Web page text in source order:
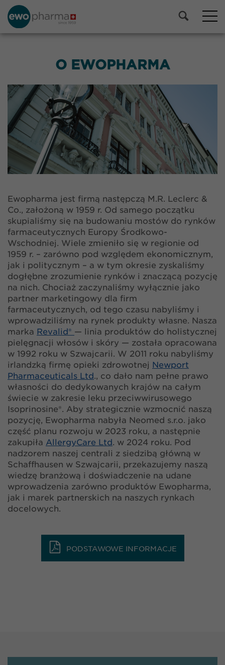
O EWOPHARMA
Ewopharma jest firmą następczą M.R. Leclerc &
Co., założoną w 1959 r. Od samego początku
skupialiśmy się na budowaniu mostów do rynków
farmaceutycznych Europy Środkowo-
Wschodniej. Wiele zmieniło się w regionie od
1959 r. – zarówno pod względem ekonomicznym,
jak i politycznym – a w tym okresie zyskaliśmy
dogłębne zrozumienie rynków i znaczącą pozycję
na nich. Chociaż zaczynaliśmy wyłącznie jako
partner marketingowy dla firm
farmaceutycznych, od tego czasu nabyliśmy i
wprowadziliśmy na rynek produkty własne. Nasza
marka Revalid® — linia produktów do holistycznej
pielęgnacji włosów i skóry — została opracowana
w 1992 roku w Szwajcarii. W 2011 roku nabyliśmy
irlandzką firmę opieki zdrowotnej Newport
Pharmaceuticals Ltd., co dało nam pełne prawo
własności do dedykowanych krajów na całym
świecie w zakresie leku przeciwwirusowego
Isoprinosine®. Aby strategicznie wzmocnić naszą
pozycję, Ewopharma nabyła Neomed s.r.o. jako
część planu rozwoju w 2023 roku, a następnie
zakupiła AllergyCare Ltd. w 2024 roku. Pod
nadzorem naszej centrali z siedzibą główną w
Schaffhausen w Szwajcarii, przekazujemy naszą
wiedzę branżową i doświadczenie na udane
wprowadzenia zarówno produktów Ewopharma,
jak i marek partnerskich na naszych rynkach
docelowych.
PODSTAWOWE INFORMACJE